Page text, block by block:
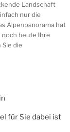
Landschaft
nur die
Alpenpanorama hat
noch heute Ihre
die
für Sie dabei ist